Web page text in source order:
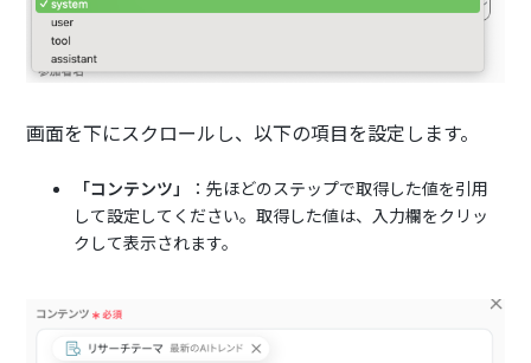
画面を下にスクロールし、以下の項目を設定します。
「コンテンツ」
：先ほどのステップで取得した値を引用
して設定してください。取得した値は、入力欄をクリッ
クして表示されます。